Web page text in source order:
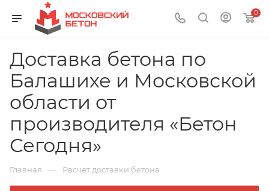
0
Доставка бетона по
Балашихе и Московской
области от
производителя «Бетон
Сегодня»
Главная — Расчет доставки бетона